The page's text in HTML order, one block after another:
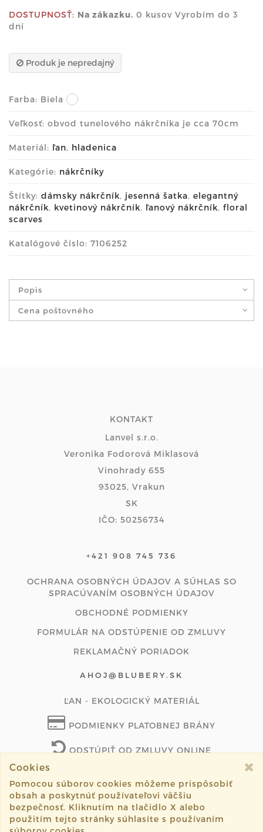
DOSTUPNOSŤ: Na zákazku. 0 kusov Vyrobím do 3
dní
Produk je nepredajný
Farba: Biela
Veľkosť: obvod tunelového nákrčníka je cca 70cm
Materiál: ľan, hladenica
Kategórie: nákrčníky
Štítky: dámsky nákrčník, jesenná šatka, elegantný
nákrčník, kvetinový nákrčník, ľanový nákrčník, floral
scarves
Katalógové číslo: 7106252
Popis
Cena poštovného
KONTAKT
Lanvel s.r.o.
Veronika Fodorová Miklasová
Vinohrady 655
93025, Vrakun
SK
IČO: 50256734
+421 908 745 736
OCHRANA OSOBNÝCH ÚDAJOV A SÚHLAS SO
SPRACÚVANÍM OSOBNÝCH ÚDAJOV
OBCHODNÉ PODMIENKY
FORMULÁR NA ODSTÚPENIE OD ZMLUVY
REKLAMAČNÝ PORIADOK
AHOJ@BLUBERY.SK
ĽAN - EKOLOGICKÝ MATERIÁL
PODMIENKY PLATOBNEJ BRÁNY
ODSTÚPIŤ OD ZMLUVY ONLINE
©2026 blubery.sk všetky práva vyhradené.
Vytvorené systémomsashe.sk
Cookies
Pomocou súborov cookies môžeme prispôsobiť
obsah a poskytnúť používateľovi väčšiu
bezpečnosť. Kliknutím na tlačidlo X alebo
použitím tejto stránky súhlasíte s používaním